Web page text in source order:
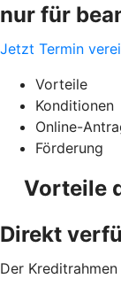
nur für
Jetzt Termin
Vorteile
Konditionen
Online-
Förderung
Vorteile
Direkt
Der